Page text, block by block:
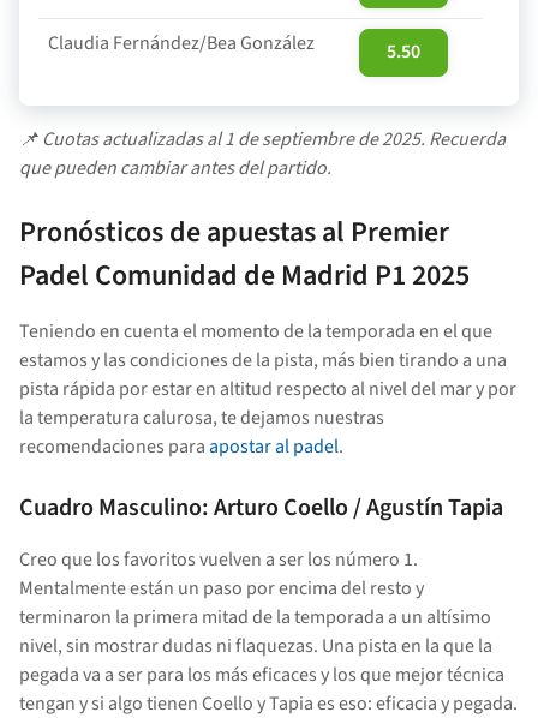
Claudia Fernández/Bea González 5.50
📌 Cuotas actualizadas al 1 de septiembre de 2025. Recuerda
que pueden cambiar antes del partido.
Pronósticos de apuestas al Premier
Padel Comunidad de Madrid P1 2025
Teniendo en cuenta el momento de la temporada en el que
estamos y las condiciones de la pista, más bien tirando a una
pista rápida por estar en altitud respecto al nivel del mar y por
la temperatura calurosa, te dejamos nuestras
recomendaciones paraapostar al padel.
Cuadro Masculino:Arturo Coello / Agustín Tapia
Creo que los favoritos vuelven a ser los número 1.
Mentalmente están un paso por encima del resto y
terminaron la primera mitad de la temporada a un altísimo
nivel, sin mostrar dudas ni flaquezas. Una pista en la que la
pegada va a ser para los más eficaces y los que mejor técnica
tengan y si algo tienen Coello y Tapia es eso: eficacia y pegada.